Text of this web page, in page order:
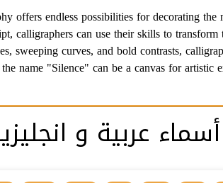
offers endless possibilities for decorating
calligraphers can use their skills to
sweeping curves, and bold contrasts,
name "Silence" can be a canvas for artistic
عربية و